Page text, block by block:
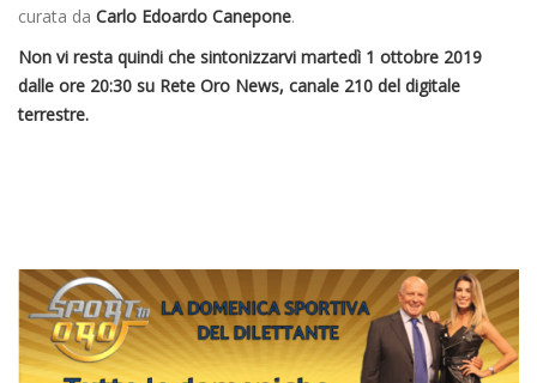
curata da Carlo Edoardo Canepone.
Non vi resta quindi che sintonizzarvi martedì 1 ottobre 2019
dalle ore 20:30 su Rete Oro News, canale 210 del digitale
terrestre.